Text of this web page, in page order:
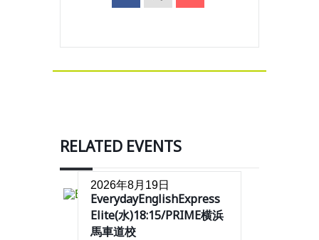
RELATED EVENTS
2026年8月19日
EverydayEnglishExpress
Elite(水)18:15/PRIME横浜
馬車道校